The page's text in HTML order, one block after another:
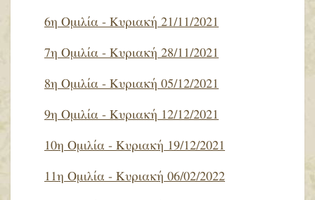
6η Ομιλία - Κυριακή 21/11/2021
7η Ομιλία - Κυριακή 28/11/2021
8η Ομιλία - Κυριακή 05/12/2021
9η Ομιλία - Κυριακή 12/12/2021
10η Ομιλία - Κυριακή 19/12/2021
11η Ομιλία - Κυριακή 06/02/2022